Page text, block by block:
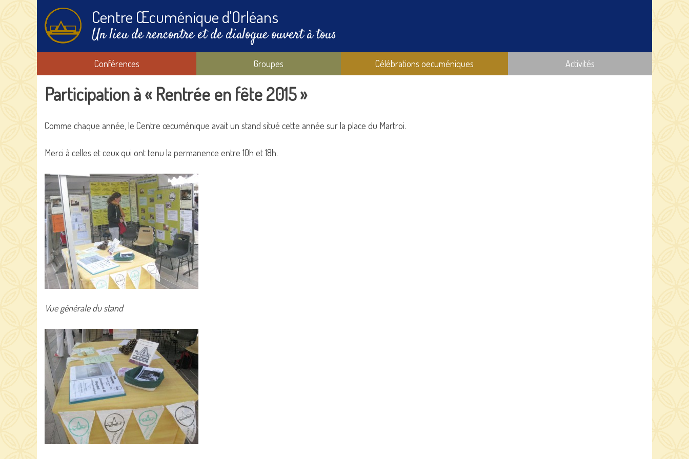
Centre Œcuménique d'Orléans
Un lieu de rencontre et de dialogue ouvert à tous
Conférences Groupes Célébrations oecuméniques Activités
Participation à « Rentrée en fête 2015 »
Comme chaque année, le Centre œcuménique avait un stand situé cette année sur la place du Martroi.
Merci à celles et ceux qui ont tenu la permanence entre 10h et 18h.
Vue générale du stand